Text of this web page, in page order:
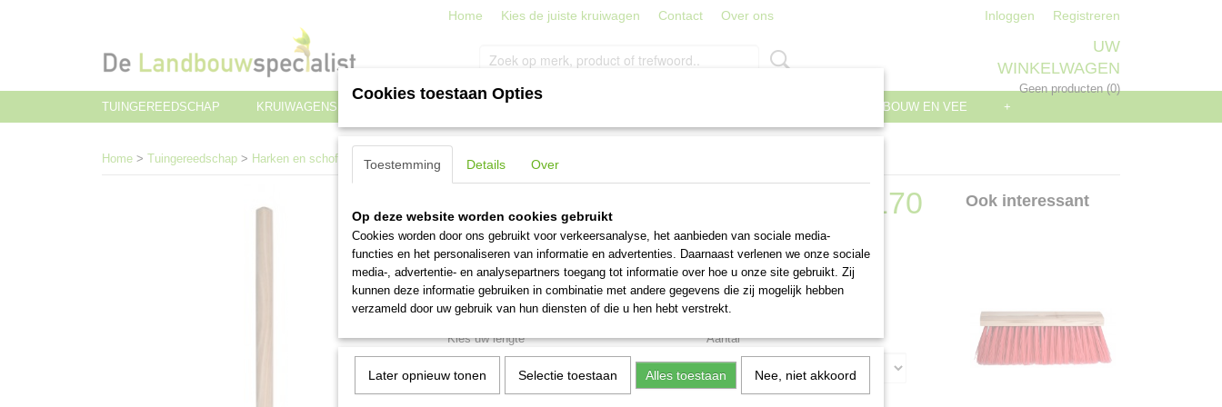
Home Kies de juiste kruiwagen Contact Over ons Inloggen Registreren
UW
WINKELWAGEN
Geen producten(0)
TUINGEREEDSCHAP
KRUIWAGENS EN TRANSPORT TRAPPEN, LADDERS EN STEIGERS LANDBOUW EN VEE +
Home > Tuingereedschap > Harken en schoffels > Bezemsteel/harksteel (140 t/m 170 cm)
Bezemsteel/harksteel (140 t/m 170
cm)
€ 4,95 (inclusief btw 21%)
Levertijd 1-3 werkdagen
Kies uw lengte Aantal
Ook interessant
Cookies toestaan Opties
Toestemming Details Over
Op deze website worden cookies gebruikt
Cookies worden door ons gebruikt voor verkeersanalyse, het aanbieden van sociale media-
functies en het personaliseren van informatie en advertenties. Daarnaast verlenen we onze sociale
media-, advertentie- en analysepartners toegang tot informatie over hoe u onze site gebruikt. Zij
kunnen deze informatie gebruiken in combinatie met andere gegevens die zij mogelijk hebben
verzameld door uw gebruik van hun diensten of die u hen hebt verstrekt.
Later opnieuw tonen Selectie toestaan Alles toestaan Nee, niet akkoord